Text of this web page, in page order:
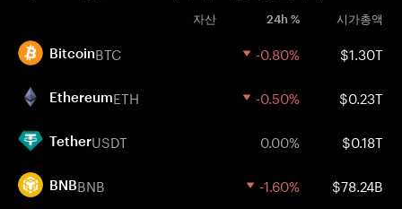
자산 24h % 시가총액
BitcoinBTC -0.80% $1.30T
EthereumETH -0.50% $0.23T
TetherUSDT 0.00% $0.18T
BNBBNB -1.60% $78.24B